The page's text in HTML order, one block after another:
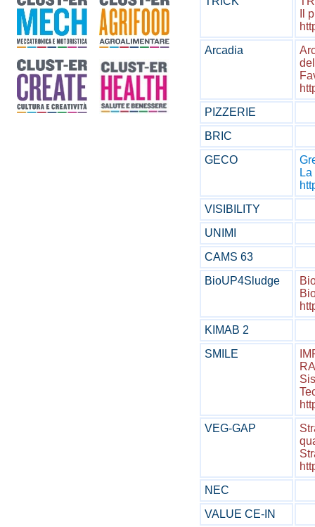
Il
Arcadia
PIZZERIE
BRIC
GECO
VISIBILITY
UNIMI
CAMS 63
BioUP4Sludge
KIMAB 2
SMILE
VEG-GAP
NEC
VALUE CE-IN